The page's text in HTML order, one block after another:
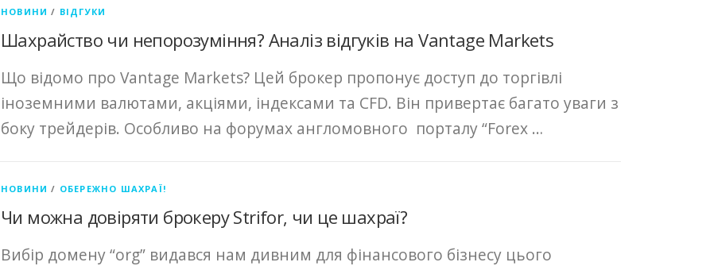
НОВИНИ / ВІДГУКИ
Шахрайство чи непорозуміння? Аналіз відгуків на Vantage Markets
Що відомо про Vantage Markets? Цей брокер пропонує доступ до торгівлі
іноземними валютами, акціями, індексами та CFD. Він привертає багато уваги з
боку трейдерів. Особливо на форумах англомовного порталу “Forex …
НОВИНИ / ОБЕРЕЖНО ШАХРАЇ!
Чи можна довіряти брокеру Strifor, чи це шахраї?
Вибір домену “org” видався нам дивним для фінансового бізнесу цього